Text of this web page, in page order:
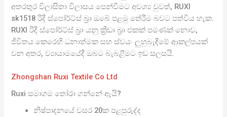
අතරතුර විලාසිතා විලාසය පෙන්වීමට අවශ්‍ය වුවත්, RUXI
sk1518 රිදී ස්පෝර්ට්ස් බ්‍රා ඔබේ පළමු තේරීම බවට පත්විය හැක.
RUXI රිදී ස්පෝර්ට්ස් බ්‍රා යනු ක්‍රීඩා බ්‍රා එකක් පමණක් නොව,
ජීවිතය කෙරෙහි ධනාත්මක සහ ස්වයං ලුහුබැඳීමේ ආකල්පයක්
වන අතර, ව්‍යායාමයේදී ඔබට බැබළීමට ඉඩ සලසයි.
Zhongshan Ruxi Textile Co Ltd
Ruxi සමාගම තෝරා ගන්නේ ඇයි?
නිෂ්පාදනයේ වසර 20ක පළපුරුද්ද